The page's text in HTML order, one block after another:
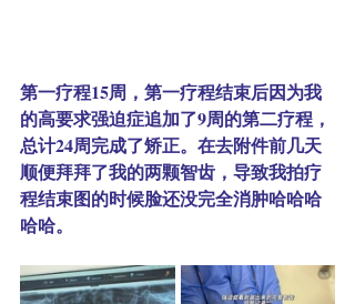
第一疗程15周，第一疗程结束后因为我
的高要求强迫症追加了9周的第二疗程，
总计24周完成了矫正。在去附件前几天
顺便拜拜了我的两颗智齿，导致我拍疗
程结束图的时候脸还没完全消肿哈哈哈
哈哈。